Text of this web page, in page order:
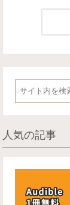
人気の記事